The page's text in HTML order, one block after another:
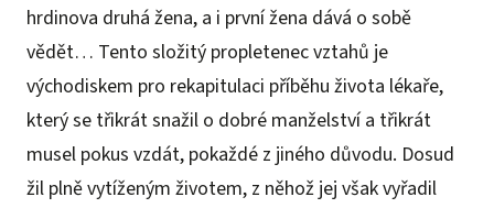
hrdinova druhá žena, a i první žena dává o sobě
vědět… Tento složitý propletenec vztahů je
východiskem pro rekapitulaci příběhu života lékaře,
který se třikrát snažil o dobré manželství a třikrát
musel pokus vzdát, pokaždé z jiného důvodu. Dosud
žil plně vytíženým životem, z něhož jej však vyřadil